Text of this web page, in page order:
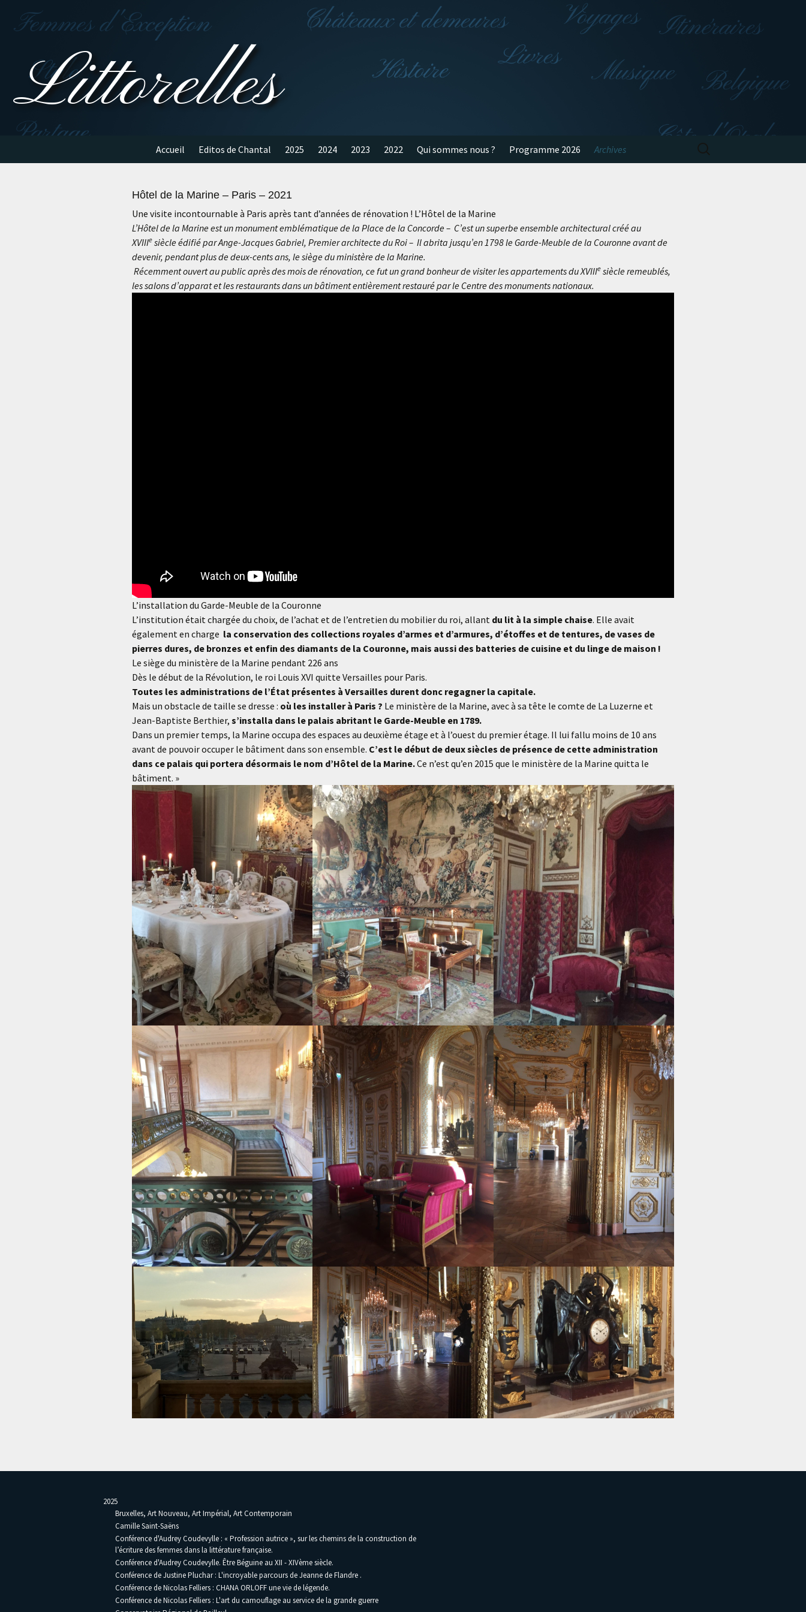
Littorelles
Accueil Editos de Chantal 2025 2024 2023 2022 Qui sommes nous ? Programme 2026 Archives
Rechercher :
Hôtel de la Marine – Paris – 2021
Une visite incontournable à Paris après tant d’années de rénovation ! L’Hôtel de la Marine
L’Hôtel de la Marine est un monument emblématique de la Place de la Concorde – C’est un superbe ensemble architectural créé au
XVIIIe siècle édifié par Ange-Jacques Gabriel, Premier architecte du Roi – Il abrita jusqu’en 1798 le Garde-Meuble de la Couronne avant de
devenir, pendant plus de deux-cents ans, le siège du ministère de la Marine.
Récemment ouvert au public après des mois de rénovation, ce fut un grand bonheur de visiter les appartements du XVIIIe siècle remeublés,
les salons d’apparat et les restaurants dans un bâtiment entièrement restauré par le Centre des monuments nationaux.
L’installation du Garde-Meuble de la Couronne
L’institution était chargée du choix, de l’achat et de l’entretien du mobilier du roi, allant du lit à la simple chaise. Elle avait
également en charge la conservation des collections royales d’armes et d’armures, d’étoffes et de tentures, de vases de
pierres dures, de bronzes et enfin des diamants de la Couronne, mais aussi des batteries de cuisine et du linge de maison !
Le siège du ministère de la Marine pendant 226 ans
Dès le début de la Révolution, le roi Louis XVI quitte Versailles pour Paris.
Toutes les administrations de l’État présentes à Versailles durent donc regagner la capitale.
Mais un obstacle de taille se dresse : où les installer à Paris ? Le ministère de la Marine, avec à sa tête le comte de La Luzerne et
Jean-Baptiste Berthier, s’installa dans le palais abritant le Garde-Meuble en 1789.
Dans un premier temps, la Marine occupa des espaces au deuxième étage et à l’ouest du premier étage. Il lui fallu moins de 10 ans
avant de pouvoir occuper le bâtiment dans son ensemble. C’est le début de deux siècles de présence de cette administration
dans ce palais qui portera désormais le nom d’Hôtel de la Marine.Ce n’est qu’en 2015 que le ministère de la Marine quitta le
bâtiment. »
2025
Bruxelles, Art Nouveau, Art Impérial, Art Contemporain
Camille Saint-Saëns
Conférence d'Audrey Coudevylle : « Profession autrice », sur les chemins de la construction de
l’écriture des femmes dans la littérature française.
Conférence d'Audrey Coudevylle. Être Béguine au XII - XIVème siècle.
Conférence de Justine Pluchar : L'incroyable parcours de Jeanne de Flandre .
Conférence de Nicolas Felliers : CHANA ORLOFF une vie de légende.
Conférence de Nicolas Felliers : L'art du camouflage au service de la grande guerre